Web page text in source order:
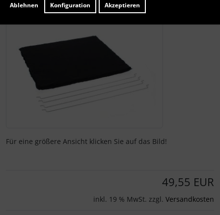
Wenn mehr als ein Produktbild existiert, können Sie die
Für eine größere Ansicht klicken Sie auf das Bild!
49,55 EUR
inkl. 19 % MwSt. zzgl. Versandkosten
Akzeptieren
Ablehnen Konfiguration